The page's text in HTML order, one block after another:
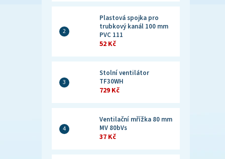
Plastová spojka pro
trubkový kanál 100 mm
PVC 111
52 Kč
Stolní ventilátor
TF30WH
729 Kč
Ventilační mřížka 80 mm
MV 80bVs
37 Kč